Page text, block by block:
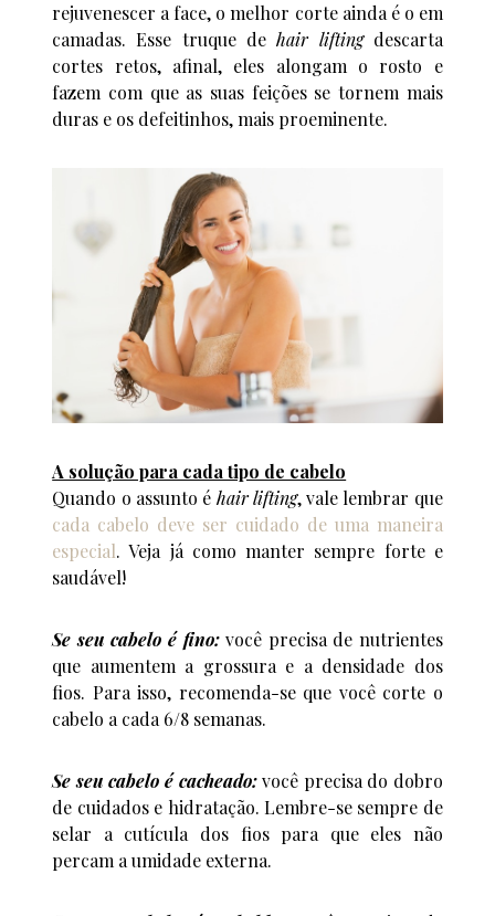
rejuvenescer a face, o melhor corte ainda é o em
camadas. Esse truque dehair liftingdescarta
cortes retos, afinal, eles alongam o rosto e
fazem com que as suas feições se tornem mais
duras e os defeitinhos, mais proeminente.
A solução para cada tipo de cabelo
Quando o assunto é hair lifting, vale lembrar que
cada cabelo deve ser cuidado de uma maneira
especial. Veja já como manter sempre forte e
saudável!
Se seu cabelo é fino: você precisa de nutrientes
que aumentem a grossura e a densidade dos
fios. Para isso, recomenda-se que você corte o
cabelo a cada 6/8 semanas.
Se seu cabelo é cacheado: você precisa do dobro
de cuidados e hidratação. Lembre-se sempre de
selar a cutícula dos fios para que eles não
percam a umidade externa.